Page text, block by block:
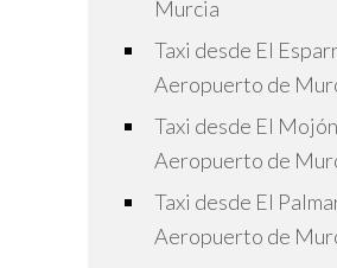
Murcia
Taxi desde El
Aeropuerto de
Taxi desde El
Aeropuerto de
Taxi desde El
Aeropuerto de